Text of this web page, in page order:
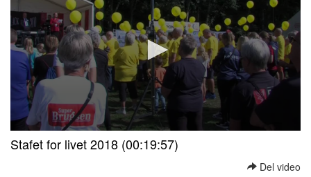
seconds
Stafet for livet 2018 (00:19:57)
Del video